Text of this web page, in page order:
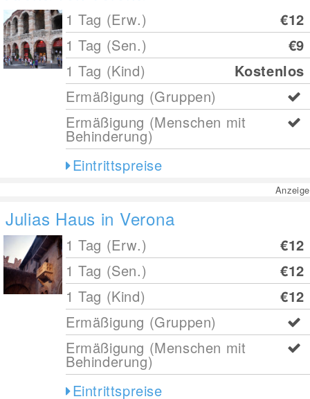
1 Tag (Erw.)
€12
1 Tag (Sen.)
€9
1 Tag (Kind)
Kostenlos
Ermäßigung (Gruppen)
Ermäßigung (Menschen mit
Behinderung)
Eintrittspreise
Anzeige
Julias Haus in Verona
1 Tag (Erw.)
€12
1 Tag (Sen.)
€12
1 Tag (Kind)
€12
Ermäßigung (Gruppen)
Ermäßigung (Menschen mit
Behinderung)
Eintrittspreise